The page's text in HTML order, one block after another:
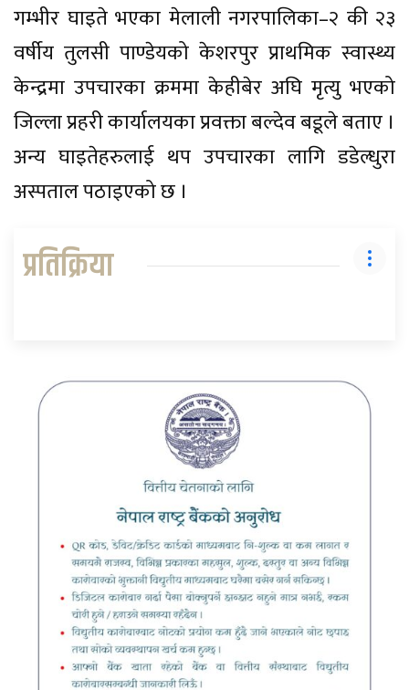
गम्भीर घाइते भएका मेलाली नगरपालिका–२ की २३
वर्षीय तुलसी पाण्डेयको केशरपुर प्राथमिक स्वास्थ्य
केन्द्रमा उपचारका क्रममा केहीबेर अघि मृत्यु भएको
जिल्ला प्रहरी कार्यालयका प्रवक्ता बल्देव बडूले बताए ।
अन्य घाइतेहरुलाई थप उपचारका लागि डडेल्धुरा
अस्पताल पठाइएको छ ।
प्रतिक्रिया